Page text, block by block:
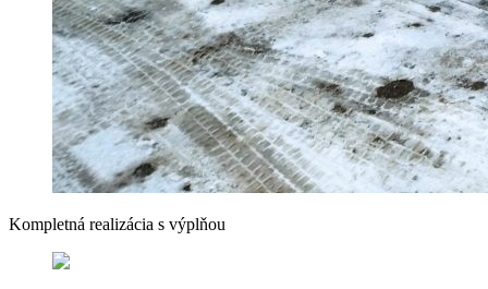
Kompletná realizácia s výplňou